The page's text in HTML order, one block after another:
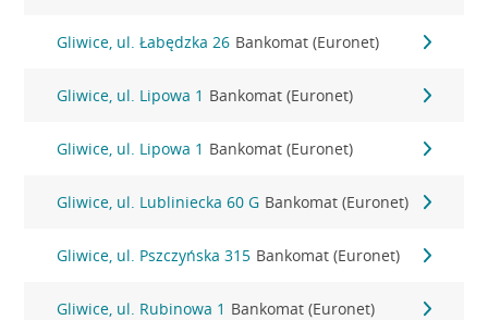
Gliwice, ul. Łabędzka 26 Bankomat (Euronet)
Gliwice, ul. Lipowa 1 Bankomat (Euronet)
Gliwice, ul. Lipowa 1 Bankomat (Euronet)
Gliwice, ul. Lubliniecka 60 G Bankomat (Euronet)
Gliwice, ul. Pszczyńska 315 Bankomat (Euronet)
Gliwice, ul. Rubinowa 1 Bankomat (Euronet)